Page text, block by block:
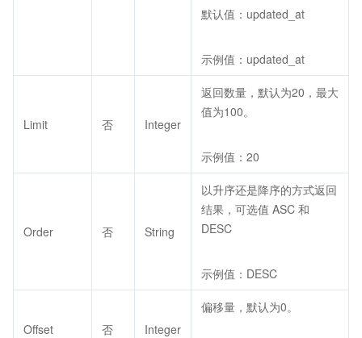
默认值：updated_at
示例值：updated_at
Limit 否 Integer
返回数量，默认为20，最大
值为100。
示例值：20
Order 否 String
以升序还是降序的方式返回
结果，可选值 ASC 和
DESC
示例值：DESC
Offset 否 Integer
偏移量，默认为0。